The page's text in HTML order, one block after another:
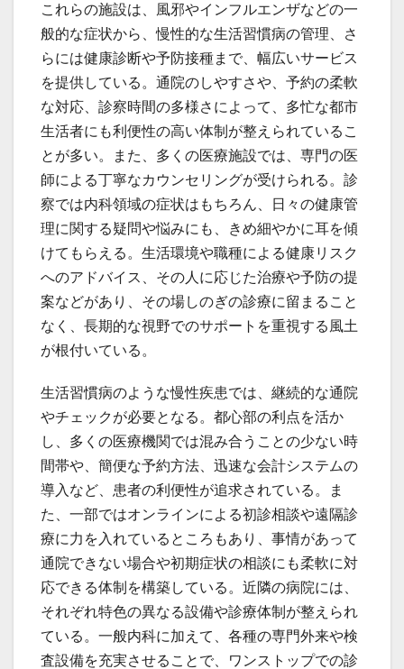
これらの施設は、風邪やインフルエンザなどの一
般的な症状から、慢性的な生活習慣病の管理、さ
らには健康診断や予防接種まで、幅広いサービス
を提供している。通院のしやすさや、予約の柔軟
な対応、診察時間の多様さによって、多忙な都市
生活者にも利便性の高い体制が整えられているこ
とが多い。また、多くの医療施設では、専門の医
師による丁寧なカウンセリングが受けられる。診
察では内科領域の症状はもちろん、日々の健康管
理に関する疑問や悩みにも、きめ細やかに耳を傾
けてもらえる。生活環境や職種による健康リスク
へのアドバイス、その人に応じた治療や予防の提
案などがあり、その場しのぎの診療に留まること
なく、長期的な視野でのサポートを重視する風土
が根付いている。
生活習慣病のような慢性疾患では、継続的な通院
やチェックが必要となる。都心部の利点を活か
し、多くの医療機関では混み合うことの少ない時
間帯や、簡便な予約方法、迅速な会計システムの
導入など、患者の利便性が追求されている。ま
た、一部ではオンラインによる初診相談や遠隔診
療に力を入れているところもあり、事情があって
通院できない場合や初期症状の相談にも柔軟に対
応できる体制を構築している。近隣の病院には、
それぞれ特色の異なる設備や診療体制が整えられ
ている。一般内科に加えて、各種の専門外来や検
査設備を充実させることで、ワンストップでの診